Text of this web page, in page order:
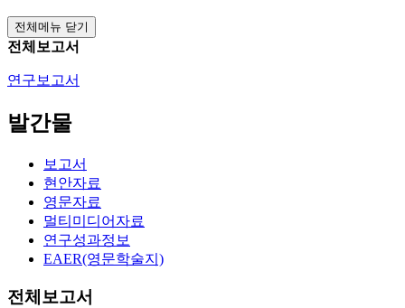
전체메뉴 닫기
전체보고서
연구보고서
발간물
보고서
현안자료
영문자료
멀티미디어자료
연구성과정보
EAER(영문학술지)
전체보고서